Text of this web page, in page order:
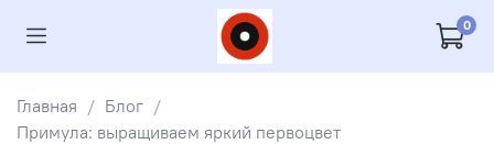
0
Главная
Блог
Примула: выращиваем яркий первоцвет